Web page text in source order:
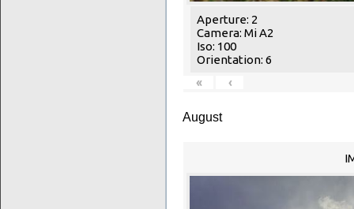
Aperture: 2
Camera: Mi A2
Iso: 100
Orientation: 6
«
‹
August